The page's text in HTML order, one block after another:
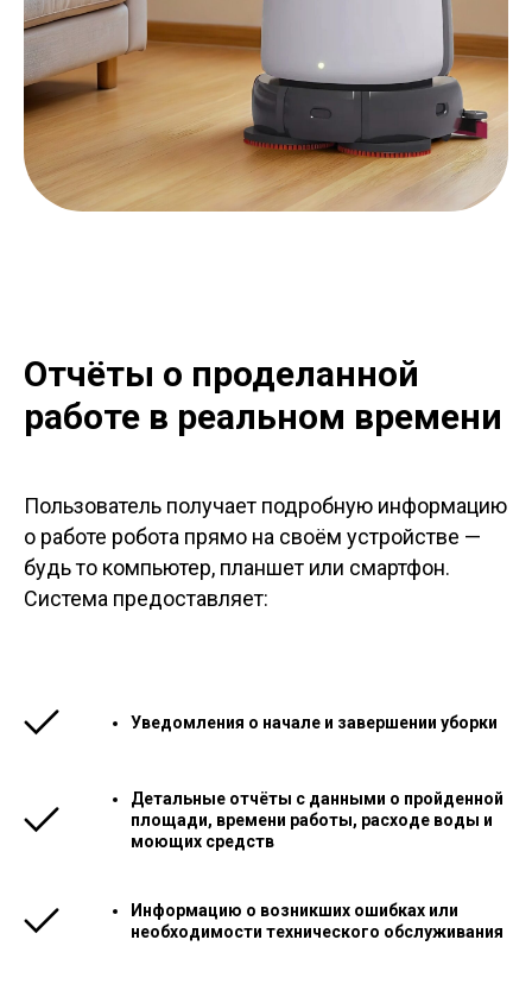
Отчёты о проделанной
работе в реальном времени
Пользователь получает подробную информацию
о работе робота прямо на своём устройстве —
будь то компьютер, планшет или смартфон.
Система предоставляет:
Уведомления о начале и завершении уборки
Детальные отчёты с данными о пройденной
площади, времени работы, расходе воды и
моющих средств
Информацию о возникших ошибках или
необходимости технического обслуживания